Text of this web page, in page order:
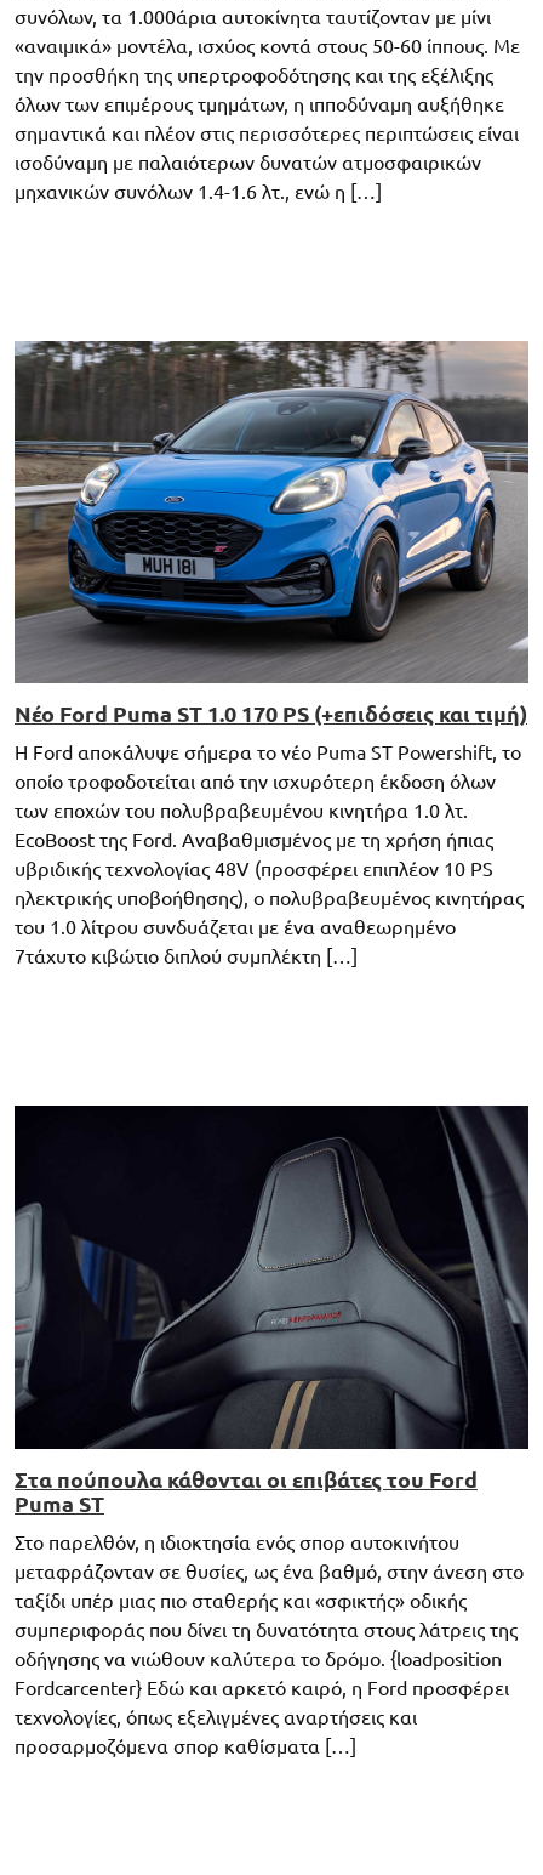
συνόλων, τα 1.000άρια αυτοκίνητα ταυτίζονταν με μίνι
«αναιμικά» μοντέλα, ισχύος κοντά στους 50-60 ίππους. Με
την προσθήκη της υπερτροφοδότησης και της εξέλιξης
όλων των επιμέρους τμημάτων, η ιπποδύναμη αυξήθηκε
σημαντικά και πλέον στις περισσότερες περιπτώσεις είναι
ισοδύναμη με παλαιότερων δυνατών ατμοσφαιρικών
μηχανικών συνόλων 1.4-1.6 λτ., ενώ η […]
Νέο Ford Puma ST 1.0 170 PS (+επιδόσεις και τιμή)
H Ford αποκάλυψε σήμερα το νέο Puma ST Powershift, το
οποίο τροφοδοτείται από την ισχυρότερη έκδοση όλων
των εποχών του πολυβραβευμένου κινητήρα 1.0 λτ.
EcoBoost της Ford. Αναβαθμισμένος με τη χρήση ήπιας
υβριδικής τεχνολογίας 48V (προσφέρει επιπλέον 10 PS
ηλεκτρικής υποβοήθησης), o πολυβραβευμένος κινητήρας
του 1.0 λίτρου συνδυάζεται με ένα αναθεωρημένο
7τάχυτο κιβώτιο διπλού συμπλέκτη […]
Στα πούπουλα κάθονται οι επιβάτες του Ford
Puma ST
Στο παρελθόν, η ιδιοκτησία ενός σπορ αυτοκινήτου
μεταφράζονταν σε θυσίες, ως ένα βαθμό, στην άνεση στο
ταξίδι υπέρ μιας πιο σταθερής και «σφικτής» οδικής
συμπεριφοράς που δίνει τη δυνατότητα στους λάτρεις της
οδήγησης να νιώθουν καλύτερα το δρόμο. {loadposition
Fordcarcenter} Εδώ και αρκετό καιρό, η Ford προσφέρει
τεχνολογίες, όπως εξελιγμένες αναρτήσεις και
προσαρμοζόμενα σπορ καθίσματα […]